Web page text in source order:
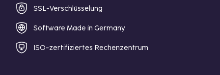
SSL-Verschlüsselung
Software Made in Germany
ISO-zertifiziertes Rechenzentrum